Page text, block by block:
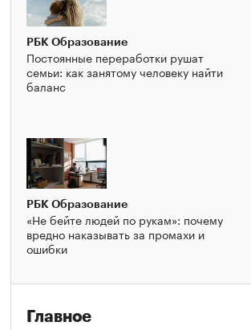
РБК Образование
Постоянные переработки рушат
семьи: как занятому человеку найти
баланс
РБК Образование
«Не бейте людей по рукам»: почему
вредно наказывать за промахи и
ошибки
Главное